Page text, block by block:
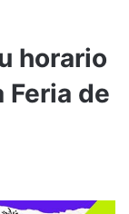
horario
de